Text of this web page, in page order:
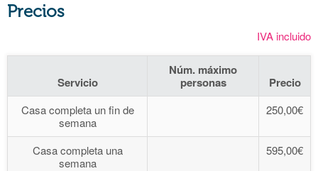
Precios
IVA incluido
Servicio
Núm. máximo
personas
Precio
Casa completa un fin de
semana
250,00€
Casa completa una
semana
595,00€